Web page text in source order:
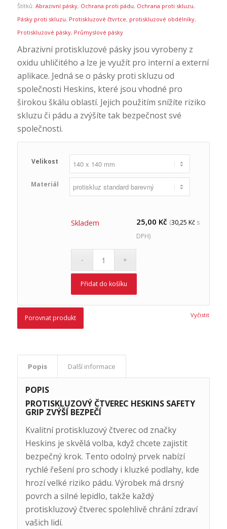
Štítků: Abrazivní pásky, Ochrana proti pádu, Ochrana proti skluzu,
Pásky proti skluzu, Protiskluzové čtvrtce, protiskluzové obdélníky,
Protiskluzové pásky, Průmyslové pásky
Abrazivní protiskluzové pásky jsou vyrobeny z
oxidu uhličitého a lze je využít pro interní a externí
aplikace. Jedná se o pásky proti skluzu od
společnosti Heskins, které jsou vhodné pro
širokou škálu oblastí. Jejich použitím snížíte riziko
skluzu či pádu a zvýšíte tak bezpečnost své
společnosti.
Velikost
Materiál
Vyčistit
25,00 Kč (30,25 Kč s
DPH)
Skladem
Přidat do košíku
Porovnat produkt
Popis Další informace
POPIS
PROTISKLUZOVÝ ČTVEREC HESKINS SAFETY
GRIP ZVÝŠÍ BEZPEČÍ
Kvalitní protiskluzový čtverec od značky
Heskins je skvělá volba, když chcete zajistit
bezpečný krok. Tento odolný prvek nabízí
rychlé řešení pro schody i kluzké podlahy, kde
hrozí velké riziko pádu. Výrobek má drsný
povrch a silné lepidlo, takže každý
protiskluzový čtverec spolehlivě chrání zdraví
vašich lidí.